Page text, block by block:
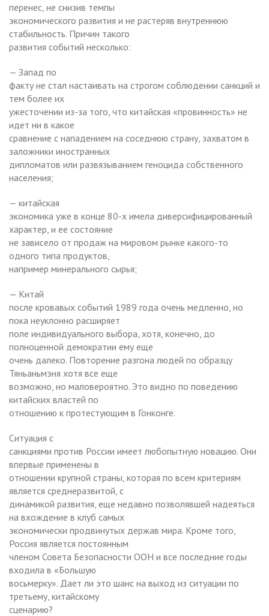
перенес, не снизив темпы
экономического развития и не растеряв внутреннюю
стабильность. Причин такого
развития событий несколько:
— Запад по
факту не стал настаивать на строгом соблюдении санкций и
тем более их
ужесточении из-за того, что китайская «провинность» не
идет ни в какое
сравнение с нападением на соседнюю страну, захватом в
заложники иностранных
дипломатов или развязыванием геноцида собственного
населения;
— китайская
экономика уже в конце 80-х имела диверсифицированный
характер, и ее состояние
не зависело от продаж на мировом рынке какого-то
одного типа продуктов,
например минерального сырья;
— Китай
после кровавых событий 1989 года очень медленно, но
пока неуклонно расширяет
поле индивидуального выбора, хотя, конечно, до
полноценной демократии ему еще
очень далеко. Повторение разгона людей по образцу
Тяньаньмэня хотя все еще
возможно, но маловероятно. Это видно по поведению
китайских властей по
отношению к протестующим в Гонконге.
Ситуация с
санкциями против России имеет любопытную новацию. Они
впервые применены в
отношении крупной страны, которая по всем критериям
является среднеразвитой, с
динамикой развития, еще недавно позволявшей надеяться
на вхождение в клуб самых
экономически продвинутых держав мира. Кроме того,
Россия является постоянным
членом Совета Безопасности ООН и все последние годы
входила в «Большую
восьмерку». Дает ли это шанс на выход из ситуации по
третьему, китайскому
сценарию?